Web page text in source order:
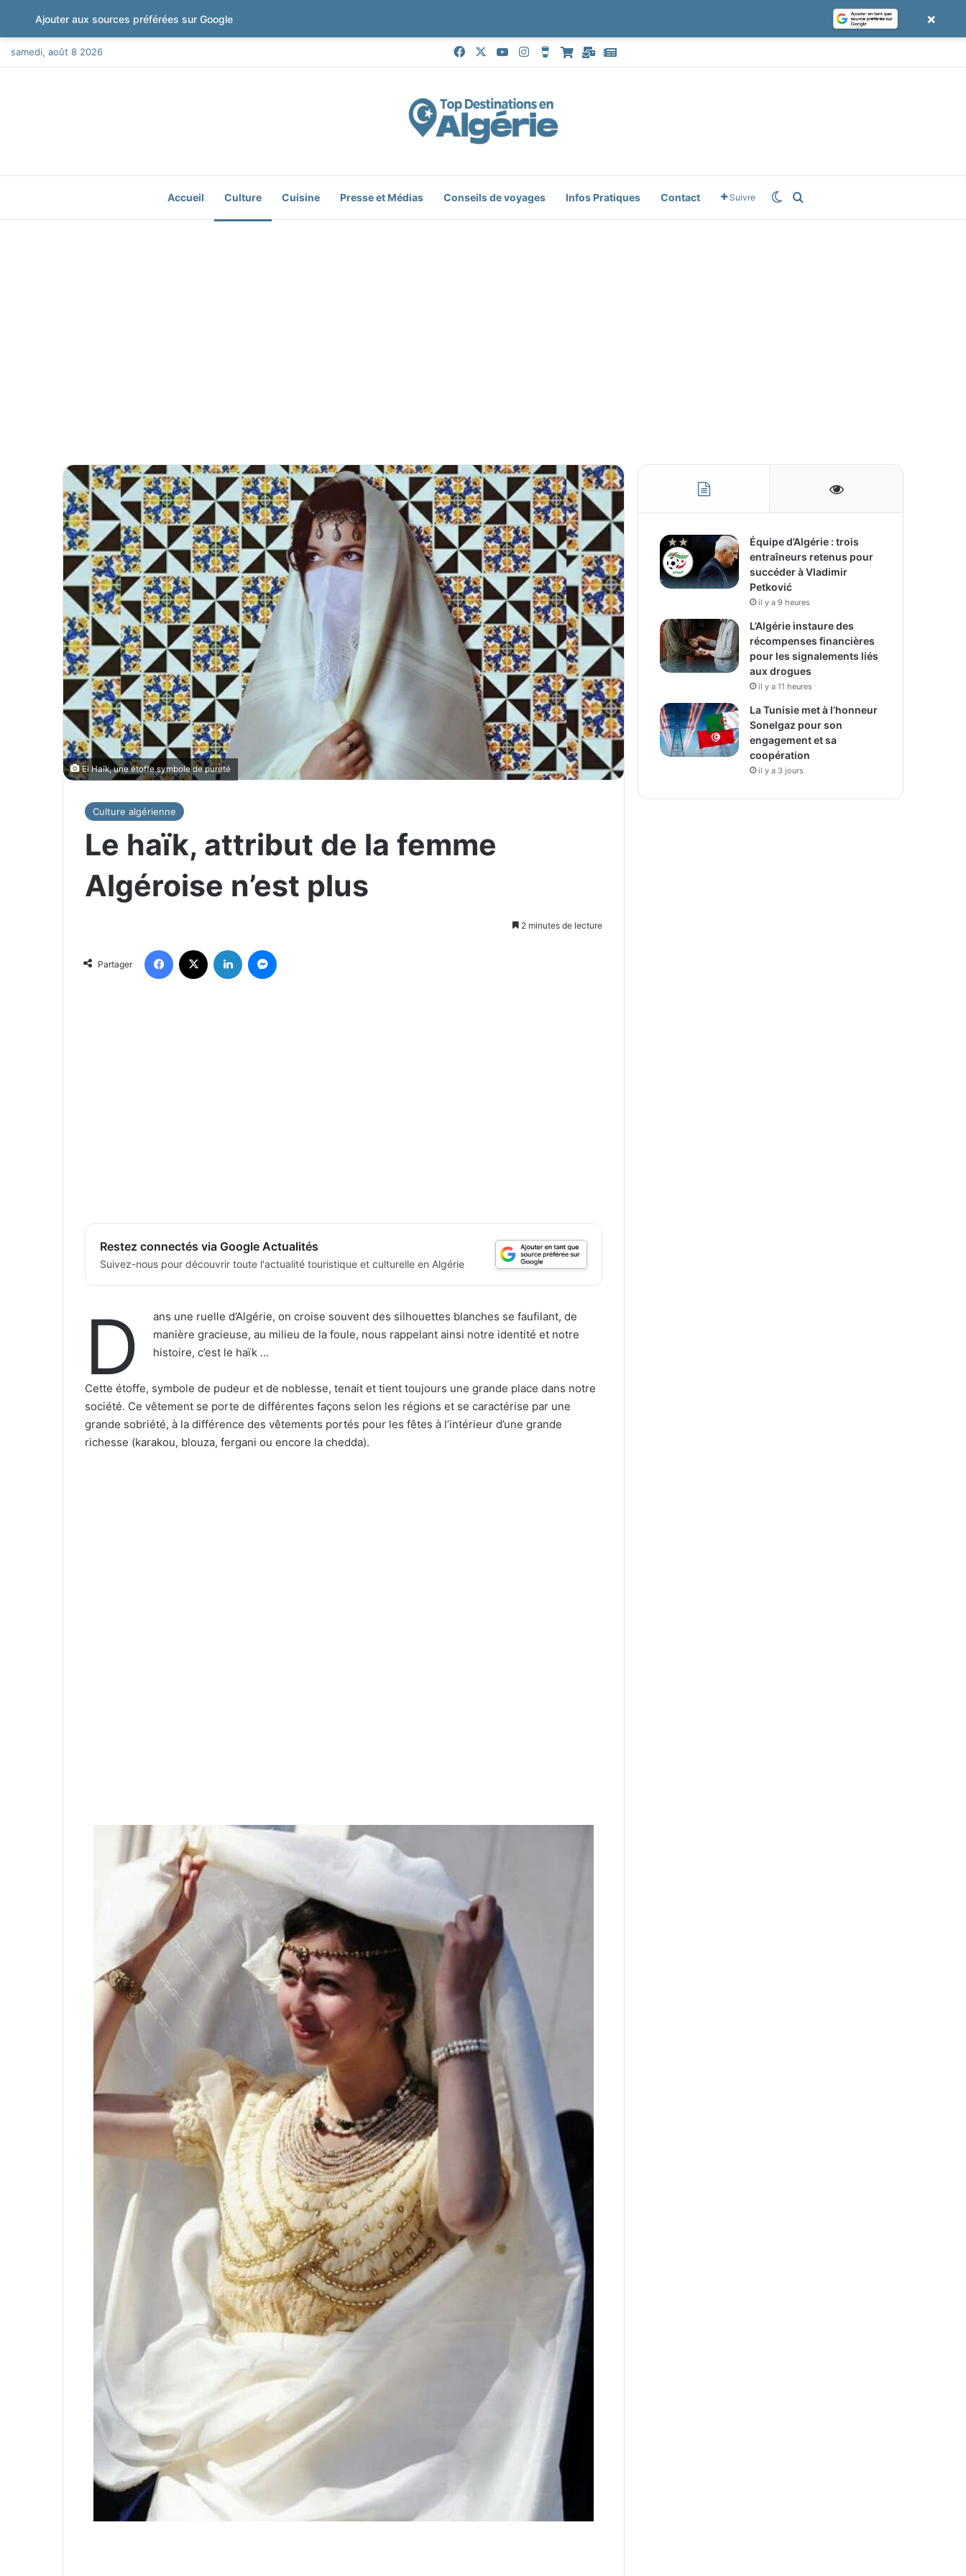
samedi, août 8 2026 FacebookYouTubeInstagramBuy Me a Coffee
Boutique
MailGoogle News
Accueil Culture Cuisine Presse et Médias Conseils de voyages Infos Pratiques Contact Suivre Switch skin
El Haïk, une étoffe symbole de pureté
Culture algérienne
Le haïk, attribut de la femme
Algéroise n’est plus
2 minutes de lecture
Partager
Restez connectés via Google Actualités
Suivez-nous pour découvrir toute l'actualité touristique et culturelle en Algérie
D
ans une ruelle d’Algérie, on croise souvent des silhouettes blanches se faufilant, de
manière gracieuse, au milieu de la foule, nous rappelant ainsi notre identité et notre
histoire, c’est le haïk …
Cette étoffe, symbole de pudeur et de noblesse, tenait et tient toujours une grande place dans notre
société. Ce vêtement se porte de différentes façons selon les régions et se caractérise par une
grande sobriété, à la différence des vêtements portés pour les fêtes à l’intérieur d’une grande
richesse (karakou, blouza, fergani ou encore la chedda).
Équipe d’Algérie : trois
entraîneurs retenus pour
succéder à Vladimir
Petković
il y a 9 heures
L’Algérie instaure des
récompenses financières
pour les signalements liés
aux drogues
il y a 11 heures
La Tunisie met à l’honneur
Sonelgaz pour son
engagement et sa
coopération
il y a 3 jours
Ajouter aux sources préférées sur Google ×